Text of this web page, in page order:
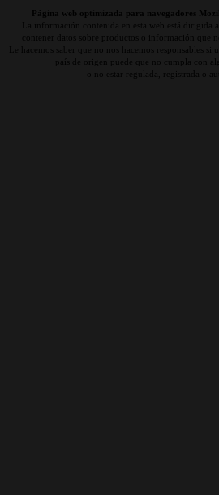
Página web optimizada para navegadores
La información contenida en esta web está dirigida
contener datos sobre productos o información que
Le hacemos saber que no nos hacemos responsables si
país de origen puede que no cumpla con
o no estar regulada, registrada o